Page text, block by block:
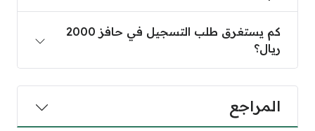
كم يستغرق طلب التسجيل في حافز 2000
ريال؟
المراجع